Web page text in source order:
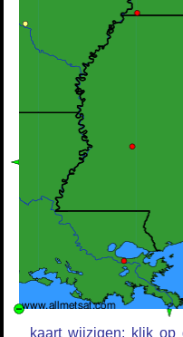
kaart wijzigen: klik op